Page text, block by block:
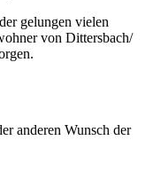
gelungen vielen
von Dittersbach/
anderen Wunsch der